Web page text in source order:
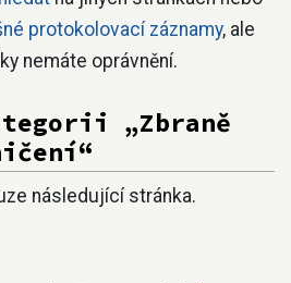
protokolovací záznamy, ale
nemáte oprávnění.
„Zbraně
následující stránka.